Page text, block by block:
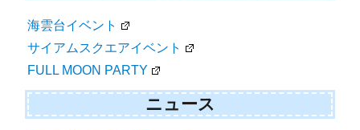
海雲台イベント
サイアムスクエアイベント
FULL MOON PARTY
ニュース